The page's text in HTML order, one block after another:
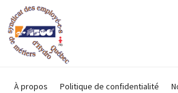
Passer
au
contenu
À propos Politique de confidentialité